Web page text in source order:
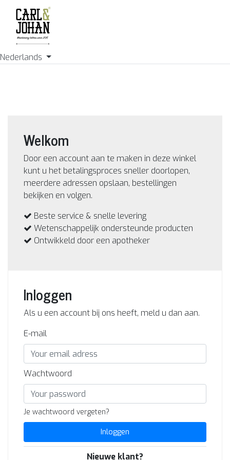
Nederlands
Welkom
Door een account aan te maken in deze winkel
kunt u het betalingsproces sneller doorlopen,
meerdere adressen opslaan, bestellingen
bekijken en volgen.
Beste service & snelle levering
Wetenschappelijk ondersteunde producten
Ontwikkeld door een apotheker
Inloggen
Als u een account bij ons heeft, meld u dan aan.
E-mail
Wachtwoord
Je wachtwoord vergeten?
Inloggen
Nieuwe klant?